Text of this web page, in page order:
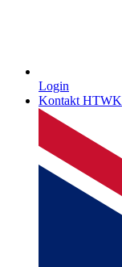
Login
Kontakt HTWK